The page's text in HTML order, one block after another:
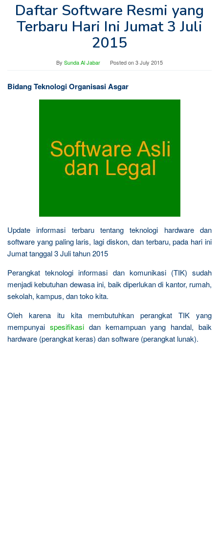
Daftar Software Resmi yang
Terbaru Hari Ini Jumat 3 Juli
2015
By Sunda Al Jabar Posted on3 July 2015
Bidang Teknologi Organisasi Asgar
Update informasi terbaru tentang teknologi hardware dan
software yang paling laris, lagi diskon, dan terbaru, pada hari ini
Jumat tanggal 3 Juli tahun 2015
Perangkat teknologi informasi dan komunikasi (TIK) sudah
menjadi kebutuhan dewasa ini, baik diperlukan di kantor, rumah,
sekolah, kampus, dan toko kita.
Oleh karena itu kita membutuhkan perangkat TIK yang
mempunyai spesifikasidan kemampuan yang handal, baik
hardware (perangkat keras) dan software (perangkat lunak).